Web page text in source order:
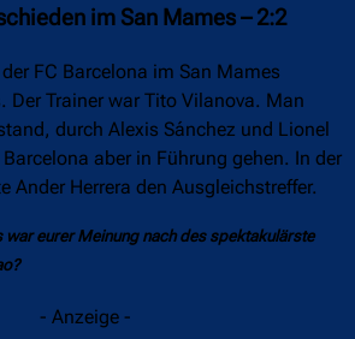
im San Mames – 2:2
FC Barcelona im San Mames
Der Trainer war Tito Vilanova. Man
durch Alexis Sánchez und Lionel
aber in Führung gehen. In der
Ander Herrera den Ausgleichstreffer.
eurer Meinung nach des spektakulärste
- Anzeige -